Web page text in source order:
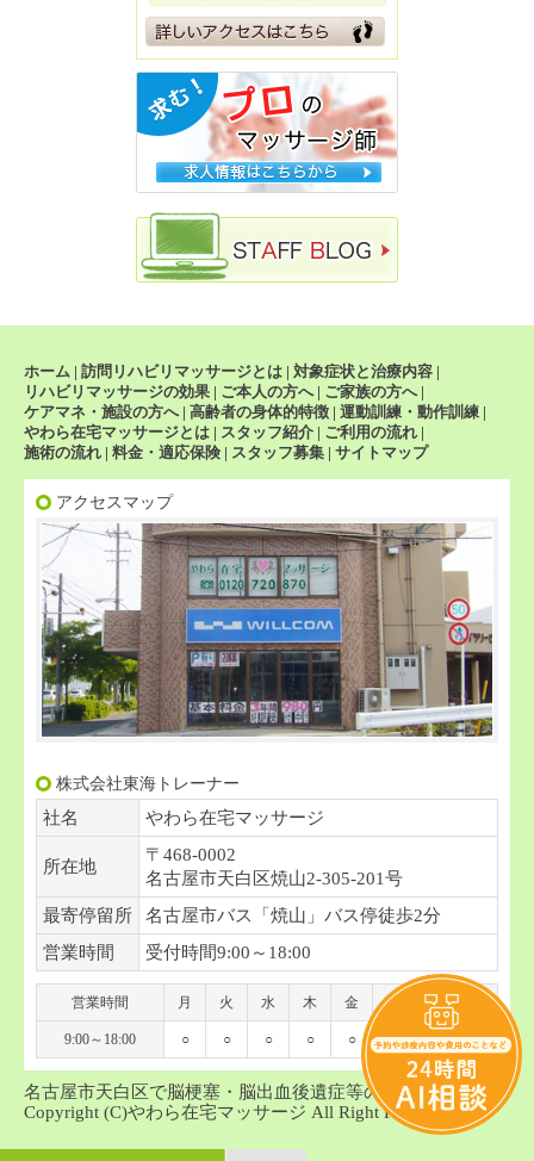
ホーム | 訪問リハビリマッサージとは | 対象症状と治療内容 |
リハビリマッサージの効果 | ご本人の方へ| ご家族の方へ|
ケアマネ・施設の方へ| 高齢者の身体的特徴 | 運動訓練・動作訓練 |
やわら在宅マッサージとは | スタッフ紹介 | ご利用の流れ |
施術の流れ | 料金・適応保険 | スタッフ募集 | サイトマップ
アクセスマップ
株式会社東海トレーナー
社名
やわら在宅マッサージ
所在地
〒468-0002
名古屋市天白区焼山2-305-201号
最寄停留所
名古屋市バス「焼山」バス停徒歩2分
営業時間
受付時間9:00～18:00
営業時間 月 火 水 木 金 土 日
9:00～18:00 ○ ○ ○ ○ ○ ○ - -
名古屋市天白区で脳梗塞・脳出血後遺症等の訪問マッサージ
Copyright (C)やわら在宅マッサージ All Right Reserved.